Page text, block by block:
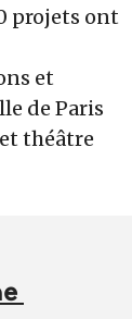
projets ont
et
de Paris
théâtre